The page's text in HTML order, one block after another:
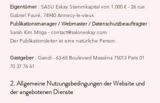
Eigentümer: SASU Eskay Stammkapital von 1.000 € - 26 rue
Gabriel Fauré, 74940 Annecy-le-vieux
Publikationsmanager / Webmaster / Datenschutzbeauftragter:
Sarah Kim Mriga - contact@saloneskay.com
Der Publikationsleiter ist eine natürliche Person.
Gastgeber: Gandi - 63-65 Boulevard Masséna 75013 Paris 01
70 37 76 61
2. Allgemeine Nutzungsbedingungen der Website und
der angebotenen Dienste